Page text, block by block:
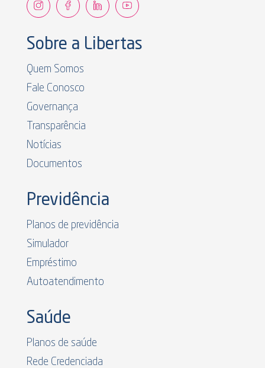
Sobre a Libertas
Quem Somos
Fale Conosco
Governança
Transparência
Notícias
Documentos
Previdência
Planos de previdência
Simulador
Empréstimo
Autoatendimento
Saúde
Planos de saúde
Rede Credenciada